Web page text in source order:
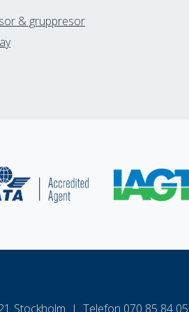
& gruppresor
Stockholm Telefon 070 85 84